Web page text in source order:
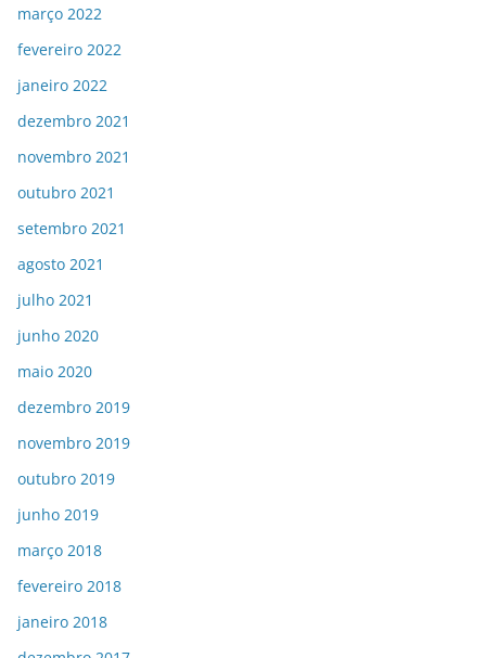
março 2022
fevereiro 2022
janeiro 2022
dezembro 2021
novembro 2021
outubro 2021
setembro 2021
agosto 2021
julho 2021
junho 2020
maio 2020
dezembro 2019
novembro 2019
outubro 2019
junho 2019
março 2018
fevereiro 2018
janeiro 2018